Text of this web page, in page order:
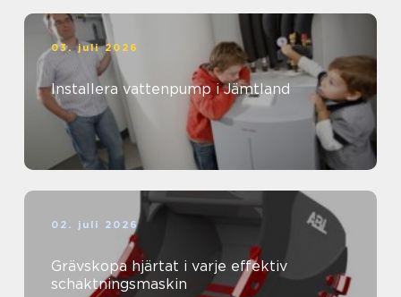
03. juli 2026
Installera vattenpump i Jämtland
02. juli 2026
Grävskopa hjärtat i varje effektiv
schaktningsmaskin